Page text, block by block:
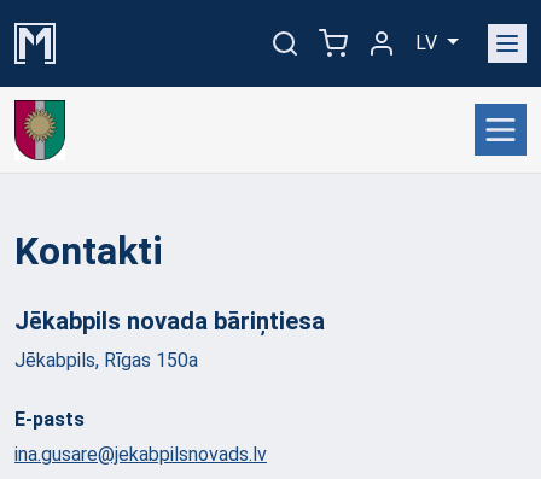
LV
Kontakti
Jēkabpils novada bāriņtiesa
Jēkabpils, Rīgas 150a
E-pasts
ina.gusare@jekabpilsnovads.lv